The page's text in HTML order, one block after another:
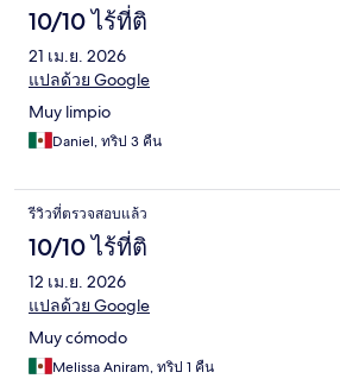
10/10 ไร้ที่ติ
21 เม.ย. 2026
แปลด้วย Google
Muy limpio
Daniel, ทริป 3 คืน
รีวิวที่ตรวจสอบแล้ว
10/10 ไร้ที่ติ
12 เม.ย. 2026
แปลด้วย Google
Muy cómodo
Melissa Aniram, ทริป 1 คืน